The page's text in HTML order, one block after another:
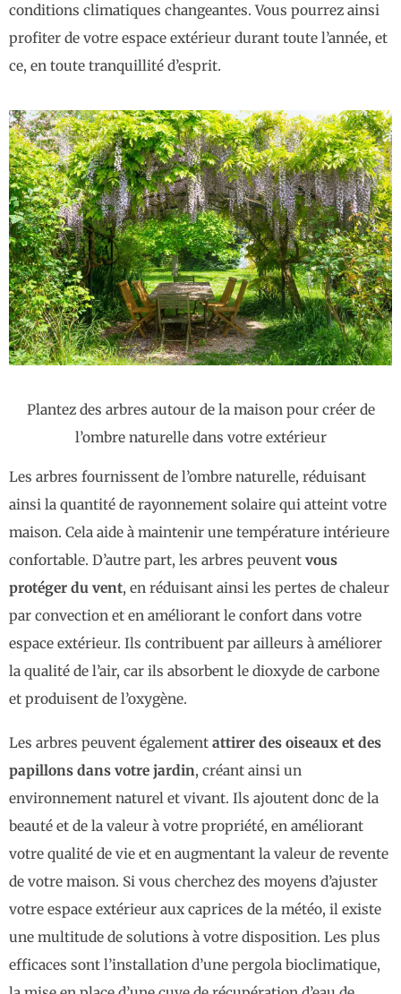
conditions climatiques changeantes. Vous pourrez ainsi
profiter de votre espace extérieur durant toute l’année, et
ce, en toute tranquillité d’esprit.
Plantez des arbres autour de la maison pour créer de
l’ombre naturelle dans votre extérieur
Les arbres fournissent de l’ombre naturelle, réduisant
ainsi la quantité de rayonnement solaire qui atteint votre
maison. Cela aide à maintenir une température intérieure
confortable. D’autre part, les arbres peuvent vous
protéger du vent, en réduisant ainsi les pertes de chaleur
par convection et en améliorant le confort dans votre
espace extérieur. Ils contribuent par ailleurs à améliorer
la qualité de l’air, car ils absorbent le dioxyde de carbone
et produisent de l’oxygène.
Les arbres peuvent également attirer des oiseaux et des
papillons dans votre jardin, créant ainsi un
environnement naturel et vivant. Ils ajoutent donc de la
beauté et de la valeur à votre propriété, en améliorant
votre qualité de vie et en augmentant la valeur de revente
de votre maison. Si vous cherchez des moyens d’ajuster
votre espace extérieur aux caprices de la météo, il existe
une multitude de solutions à votre disposition. Les plus
efficaces sont l’installation d’une pergola bioclimatique,